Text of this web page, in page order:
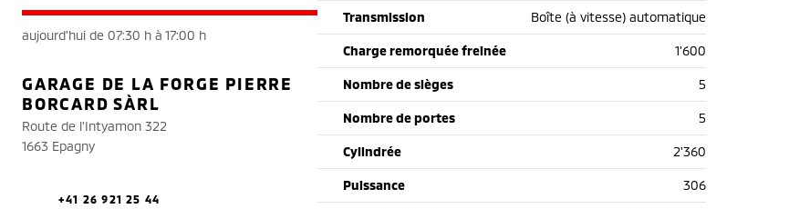
Transmission Boîte (à vitesse) automatique
Charge remorquée freinée 1'600
Nombre de sièges 5
Nombre de portes 5
Cylindrée 2'360
Puissance 306
aujourd'hui de 07:30 h à 17:00 h
GARAGE DE LA FORGE PIERRE
BORCARD SÀRL
Route de l'Intyamon 322
1663 Epagny
+41 26 921 25 44